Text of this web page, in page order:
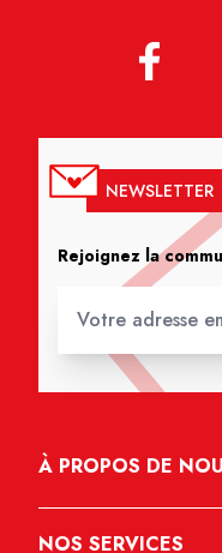
NEWSLETTER
Rejoignez la
À PROPOS DE
NOS SERVICES